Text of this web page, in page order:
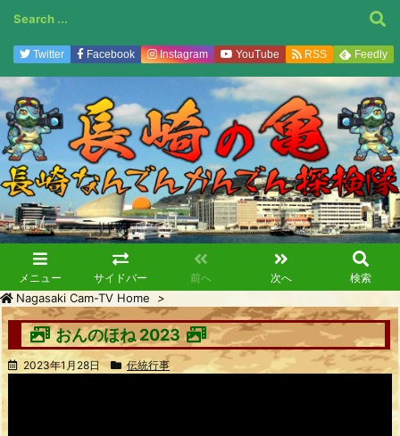
メニュー サイドバー 前へ 次へ 検索
Twitter Facebook Instagram YouTube RSS Feedly
Nagasaki Cam-TV Home >
おんのほね 2023
2023年1月28日 伝統行事